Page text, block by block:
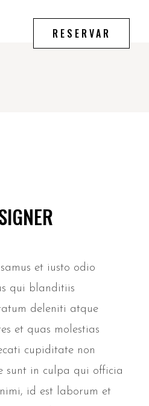
RESERVAR
et iusto odio
qui blanditiis
deleniti atque
et quas molestias
cupiditate non
sunt in culpa qui officia
id est laborum et